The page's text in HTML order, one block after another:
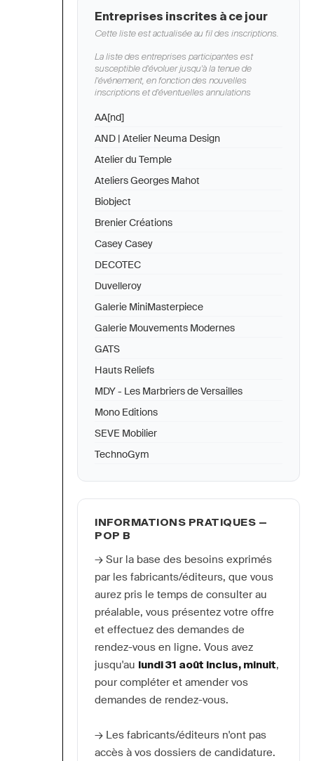
Entreprises inscrites à ce jour
Cette liste est actualisée au fil des inscriptions.
La liste des entreprises participantes est
susceptible d'évoluer jusqu'à la tenue de
l'événement, en fonction des nouvelles
inscriptions et d'éventuelles annulations
AA[nd]
AND | Atelier Neuma Design
Atelier du Temple
Ateliers Georges Mahot
Biobject
Brenier Créations
Casey Casey
DECOTEC
Duvelleroy
Galerie MiniMasterpiece
Galerie Mouvements Modernes
GATS
Hauts Reliefs
MDY - Les Marbriers de Versailles
Mono Editions
SEVE Mobilier
TechnoGym
INFORMATIONS PRATIQUES —
POP B
→ Sur la base des besoins exprimés
par les fabricants/éditeurs, que vous
aurez pris le temps de consulter au
préalable, vous présentez votre offre
et effectuez des demandes de
rendez-vous en ligne. Vous avez
jusqu'au lundi 31 août inclus, minuit,
pour compléter et amender vos
demandes de rendez-vous.
→ Les fabricants/éditeurs n'ont pas
accès à vos dossiers de candidature.